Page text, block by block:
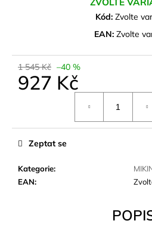
Kód: Zvolte
EAN: Zvolte
1 545 Kč –40 %
927 Kč
Kategorie:
EAN:
Zeptat se
u
m
LAKEN
LÁHEV